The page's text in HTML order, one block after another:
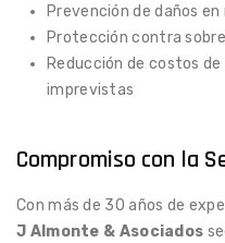
Prevención de daños
Protección contra
Reducción de costos
imprevistas
Compromiso con la
Con más de 30 años de
J Almonte & Asociados